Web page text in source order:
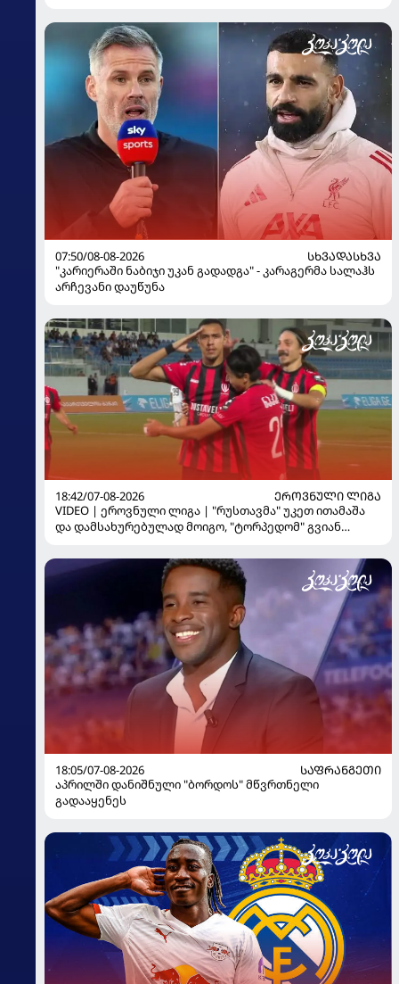
07:50/08-08-2026
ᲡᲮᲕᲐᲓᲐᲡᲮᲕᲐ
"კარიერაში ნაბიჯი უკან გადადგა" - კარაგერმა სალაჰს
არჩევანი დაუწუნა
18:42/07-08-2026
ᲔᲠᲝᲕᲜᲣᲚᲘ ᲚᲘᲒᲐ
VIDEO | ეროვნული ლიგა | "რუსთავმა" უკეთ ითამაშა
და დამსახურებულად მოიგო, "ტორპედომ" გვიან
18:05/07-08-2026
ᲡᲐᲤᲠᲐᲜᲒᲔᲗᲘ
აპრილში დანიშნული "ბორდოს" მწვრთნელი
გადააყენეს